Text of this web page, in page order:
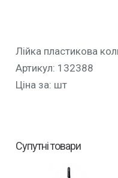
Лійка пластикова
Артикул: 132388
Ціна за: шт
Супутні товари